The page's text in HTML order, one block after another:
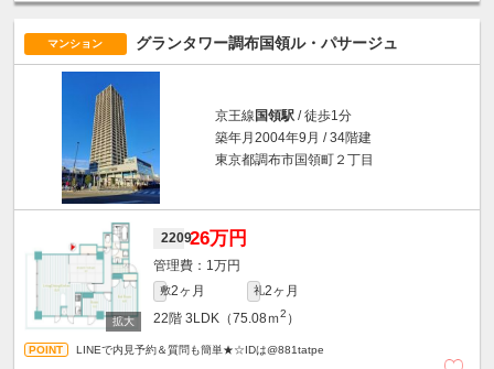
マンション グランタワー調布国領ル・パサージュ
京王線国領駅 / 徒歩1分
築年月2004年9月 / 34階建
東京都調布市国領町２丁目
220926万円
1万円
敷2ヶ月 礼2ヶ月
22階 3LDK（75.08ｍ2 ）
LINEで内見予約＆質問も簡単★☆IDは@881tatpe